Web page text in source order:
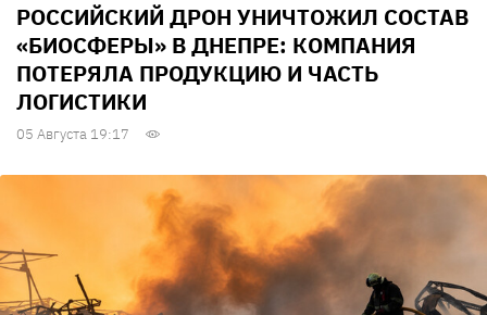
РОССИЙСКИЙ ДРОН УНИЧТОЖИЛ СОСТАВ
«БИОСФЕРЫ» В ДНЕПРЕ: КОМПАНИЯ
ПОТЕРЯЛА ПРОДУКЦИЮ И ЧАСТЬ
ЛОГИСТИКИ
05 Августа 19:17